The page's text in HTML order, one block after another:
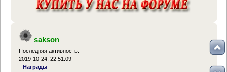
sakson
Последняя активность:
2019-10-24, 22:51:09
Награды